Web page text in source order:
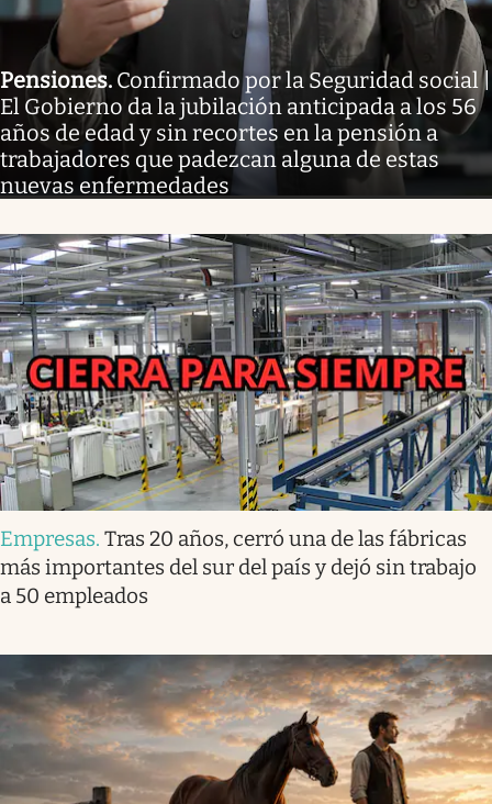
Pensiones. Confirmado por la Seguridad social |
El Gobierno da la jubilación anticipada a los 56
años de edad y sin recortes en la pensión a
trabajadores que padezcan alguna de estas
nuevas enfermedades
Empresas. Tras 20 años, cerró una de las fábricas
más importantes del sur del país y dejó sin trabajo
a 50 empleados